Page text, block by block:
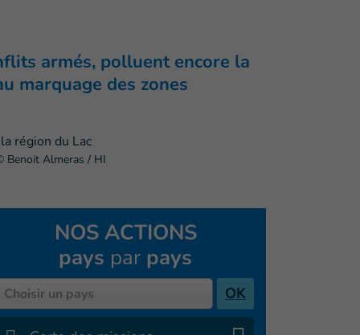
armés, polluent encore la
marquage des zones
Benoit Almeras / HI
NOS ACTIONS
pays par pays
Choisir un pays OK